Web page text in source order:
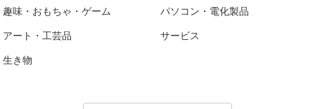
趣味・おもちゃ・ゲーム パソコン・電化製品
アート・工芸品 サービス
生き物